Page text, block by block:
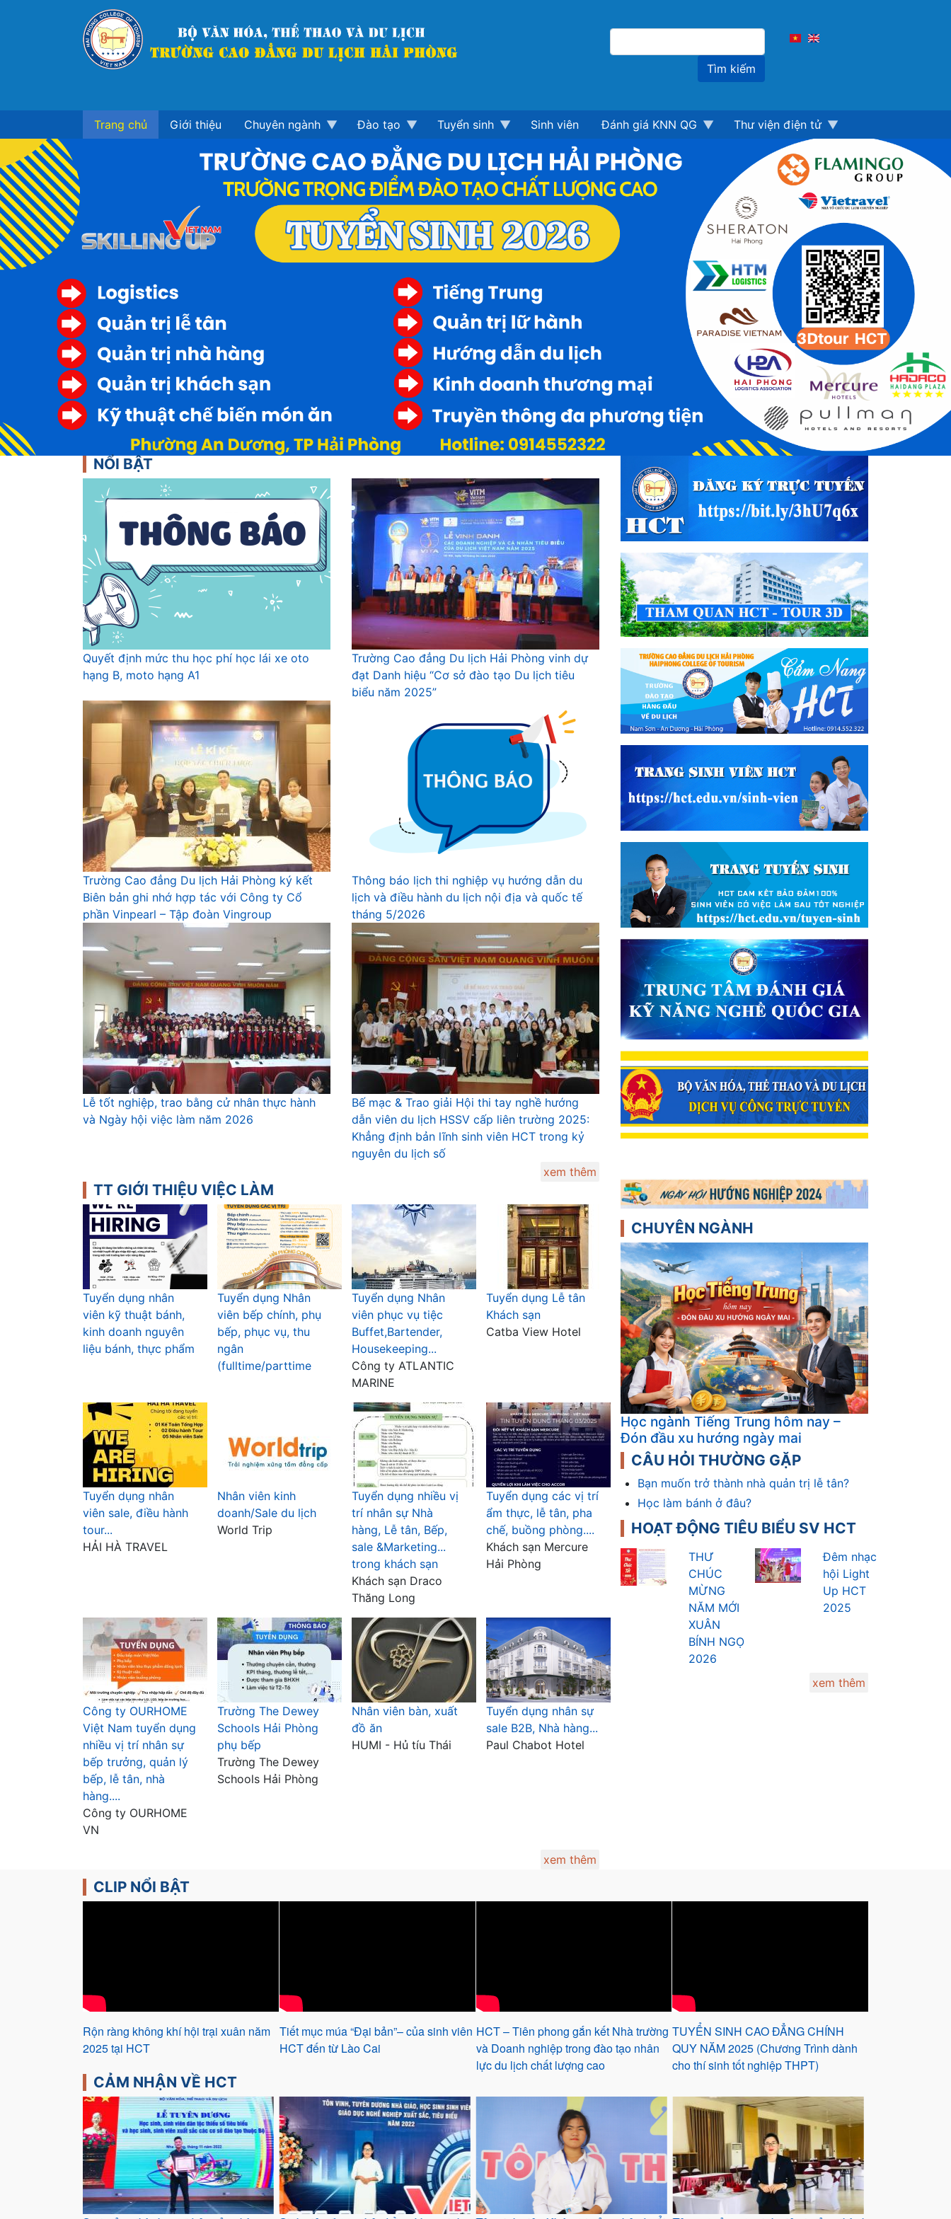
kiếm
Trang chủ Giới thiệu Chuyên ngành Đào tạo Tuyển sinh Sinh viên Đánh giá KNN QG Thư viện điện tử
NỔI BẬT
Quyết định mức thu học phí học lái xe oto
hạng B, moto hạng A1
Trường Cao đẳng Du lịch Hải Phòng vinh dự
đạt Danh hiệu “Cơ sở đào tạo Du lịch tiêu
biểu năm 2025”
Trường Cao đẳng Du lịch Hải Phòng ký kết
Biên bản ghi nhớ hợp tác với Công ty Cổ
phần Vinpearl – Tập đoàn Vingroup
Thông báo lịch thi nghiệp vụ hướng dẫn du
lịch và điều hành du lịch nội địa và quốc tế
tháng 5/2026
Lễ tốt nghiệp, trao bằng cử nhân thực hành
và Ngày hội việc làm năm 2026
Bế mạc & Trao giải Hội thi tay nghề hướng
dẫn viên du lịch HSSV cấp liên trường 2025:
Khẳng định bản lĩnh sinh viên HCT trong kỷ
nguyên du lịch số
xem thêm
TT GIỚI THIỆU VIỆC LÀM
Tuyển dụng nhân
viên kỹ thuật bánh,
kinh doanh nguyên
liệu bánh, thực phẩm
Tuyển dụng Nhân
viên bếp chính, phụ
bếp, phục vụ, thu
ngân
(fulltime/parttime
Tuyển dụng Nhân
viên phục vụ tiệc
Buffet,Bartender,
Housekeeping...
Công ty ATLANTIC
MARINE
Tuyển dụng Lễ tân
Khách sạn
Catba View Hotel
Tuyển dụng nhân
viên sale, điều hành
tour...
HẢI HÀ TRAVEL
Nhân viên kinh
doanh/Sale du lịch
World Trip
Tuyển dụng nhiều vị
trí nhân sự Nhà
hàng, Lễ tân, Bếp,
sale &Marketing...
trong khách sạn
Khách sạn Draco
Thăng Long
Tuyển dụng các vị trí
ẩm thực, lễ tân, pha
chế, buồng phòng....
Khách sạn Mercure
Hải Phòng
Công ty OURHOME
Việt Nam tuyển dụng
nhiều vị trí nhân sự
bếp trưởng, quản lý
bếp, lễ tân, nhà
hàng....
Công ty OURHOME
VN
Trường The Dewey
Schools Hải Phòng
phụ bếp
Trường The Dewey
Schools Hải Phòng
Nhân viên bàn, xuất
đồ ăn
HUMI - Hủ tíu Thái
Tuyển dụng nhân sự
sale B2B, Nhà hàng...
Paul Chabot Hotel
xem thêm
CHUYÊN NGÀNH
Kinh doanh thương mại
CÂU HỎI THƯỜNG GẶP
Bạn muốn trở thành nhà quản trị lễ tân?
Học làm bánh ở đâu?
HOẠT ĐỘNG TIÊU BIỂU SV HCT
THƯ
CHÚC
MỪNG
NĂM MỚI
XUÂN
BÍNH NGỌ
2026
hội Light
Up HCT
2025
CLIP NỔI BẬT
Rộn ràng không khí hội trại xuân năm
2025 tại HCT
Tiết mục múa “Đại bản”– của sinh viên
HCT đến từ Lào Cai
HCT – Tiên phong gắn kết Nhà trường
và Doanh nghiệp trong đào tạo nhân
lực du lịch chất lượng cao
TUYỂN SINH CAO ĐẲNG CHÍNH
QUY NĂM 2025 (Chương Trình dành
cho thí sinh tốt nghiệp THPT)
CẢM NHẬN VỀ HCT